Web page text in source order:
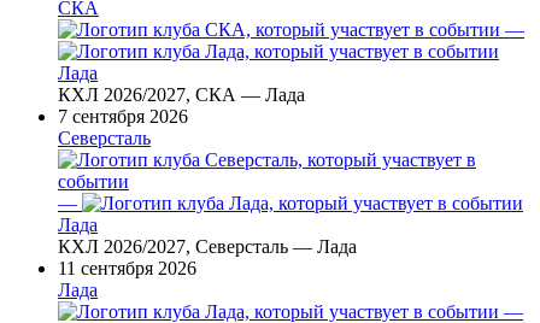
СКА
—
Лада
КХЛ 2026/2027, СКА — Лада
7 сентября 2026
Северсталь
—
Лада
КХЛ 2026/2027, Северсталь — Лада
11 сентября 2026
Лада
—